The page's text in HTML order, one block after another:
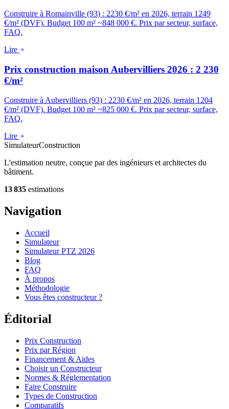
Construire à Romainville (93) : 2230 €/m² en 2026, terrain 1249
€/m² (DVF). Budget 100 m² ~848 000 €. Prix par secteur, surface,
FAQ.
Lire
Prix construction maison Aubervilliers 2026 : 2 230
€/m²
Construire à Aubervilliers (93) : 2230 €/m² en 2026, terrain 1204
€/m² (DVF). Budget 100 m² ~825 000 €. Prix par secteur, surface,
FAQ.
Lire
SimulateurConstruction
L'estimation neutre, conçue par des ingénieurs et architectes du
bâtiment.
13 835 estimations
Navigation
Accueil
Simulateur
Simulateur PTZ 2026
Blog
FAQ
À propos
Méthodologie
Vous êtes constructeur ?
Éditorial
Prix Construction
Prix par Région
Financement & Aides
Choisir un Constructeur
Normes & Réglementation
Faire Construire
Types de Construction
Comparatifs